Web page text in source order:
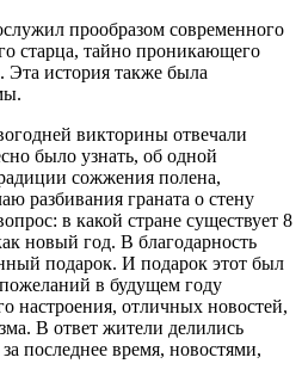
прообразом современного
старца, тайно проникающего
Эта история также была
викторины отвечали
было узнать, об одной
сожжения полена,
разбивания граната о стену
в какой стране существует 8
новый год. В благодарность
подарок. И подарок этот был
в будущем году
настроения, отличных новостей,
В ответ жители делились
последнее время, новостями,